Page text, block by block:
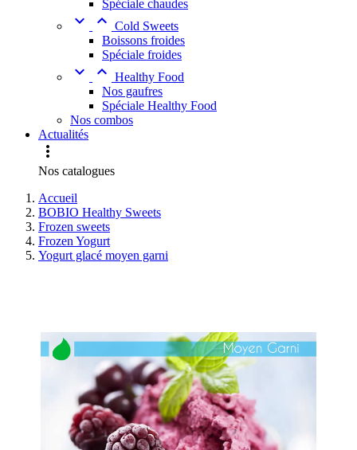
Spéciale chaudes
  Cold Sweets
Boissons froides
Spéciale froides
  Healthy Food
Nos gaufres
Spéciale Healthy Food
Nos combos
Actualités

Nos catalogues
Accueil
BOBIO Healthy Sweets
Frozen sweets
Frozen Yogurt
Yogurt glacé moyen garni